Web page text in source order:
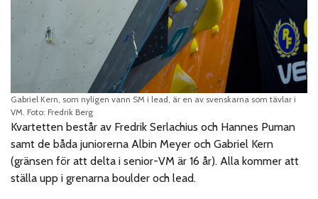
Gabriel Kern, som nyligen vann SM i lead, är en av svenskarna som tävlar i
VM. Foto: Fredrik Berg
Kvartetten består av Fredrik Serlachius och Hannes Puman
samt de båda juniorerna Albin Meyer och Gabriel Kern
(gränsen för att delta i senior-VM är 16 år). Alla kommer att
ställa upp i grenarna boulder och lead.